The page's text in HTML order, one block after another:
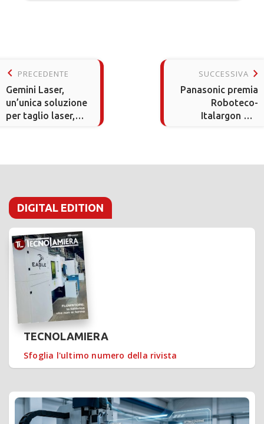
keyboard_arrow_left PRECEDENTE
Gemini Laser,
un’unica soluzione
per taglio laser,
SUCCESSIVA keyboard_arrow_right
Panasonic premia
Roboteco-
Italargon per
DIGITAL EDITION
TECNOLAMIERA
Sfoglia l'ultimo numero della rivista